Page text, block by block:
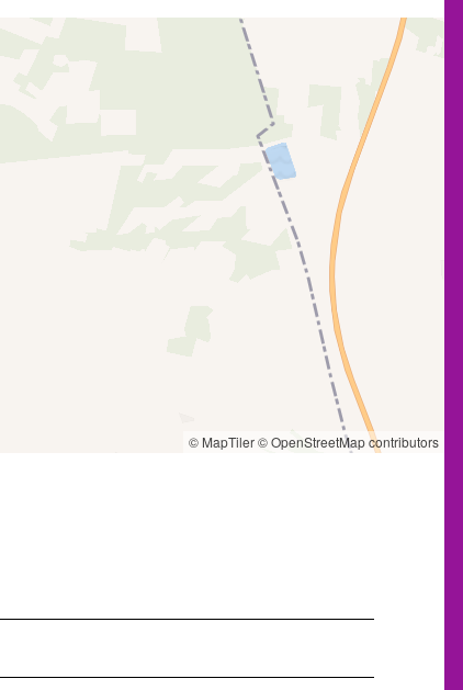
© MapTiler© OpenStreetMap contributors